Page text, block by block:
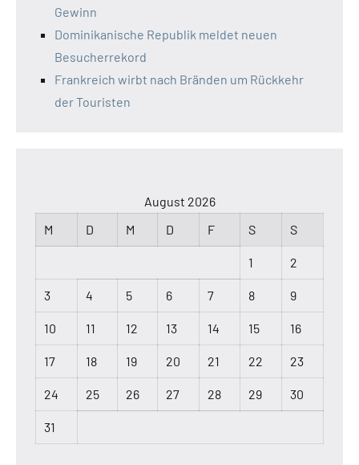
Gewinn
Dominikanische Republik meldet neuen
Besucherrekord
Frankreich wirbt nach Bränden um Rückkehr
der Touristen
August 2026
M
D M D F S S
1 2
3 4 5 6 7 8 9
10 11 12 13 14 15 16
17 18 19 20 21 22 23
24 25 26 27 28 29 30
31